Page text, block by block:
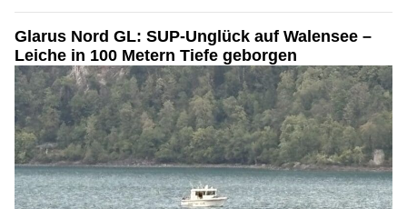
Glarus Nord GL: SUP-Unglück auf Walensee –
Leiche in 100 Metern Tiefe geborgen